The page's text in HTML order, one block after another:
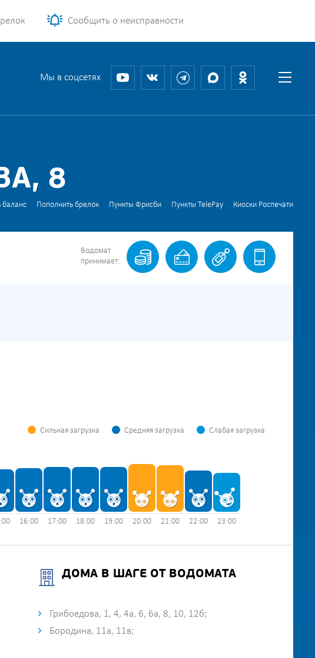
Сообщить о неисправности
Мы в соцсетях
8
баланс Пополнить брелок Пункты Фрисби Пункты TelePay Киоски Роспечати
Водомат
принимает:
Сильная загрузка Средняя загрузка Слабая загрузка
16:00 17:00 18:00 19:00 20:00 21:00 22:00 23:00
ДОМА В ШАГЕ ОТ ВОДОМАТА
Грибоедова, 1, 4, 4а, 6, 6а, 8, 10, 12б;
Бородина, 11а, 11в;